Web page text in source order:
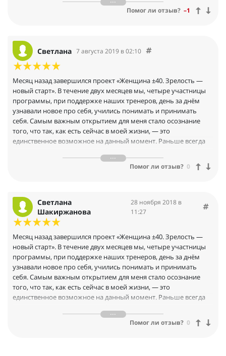
открыться больше и глубже. Замечательные завтраки по
субботам в красивых местах с обсуждением текущего
раскрывала все области знаний, которые так нужны
женщине.Постоянная поддержка и помощь со стороны Оли и
Юли очень помогали мне в моменты внутреннего
Удивительно, какой разной можно быть, только от
переключения внутреннего эмоционального состояния.
Результат — не только фотографии, эмоции, но и глубокий
анализ их, видение себя со стороны.Два месяца новых знаний,
новых открытий, новых мест и знакомств, работы над собой —
это было здорово!Отдельно хочу сказать об Оле и Юле. Они
разные, но настолько дополняют друг друга, что представляют
единое целое: с одной стороны мягкое, нежное, заботливое и в
тоже время твердое, решительное, движущееся в выбранном
Помог ли отзыв? –1
Светлана 7 августа 2019 в 02:10
Месяц назад завершился проект «Женщина ±40. Зрелость —
новый старт». В течение двух месяцев мы, четыре участницы
программы, при поддержке наших тренеров, день за днём
узнавали новое про себя, учились понимать и принимать
себя. Самым важным открытием для меня стало осознание
того, что так, как есть сейчас в моей жизни, — это
единственное возможное на данный момент. Раньше всегда
изучать языки, сидеть на диете и делать многое другое. И
тогда я бы точно была довольна собой и удовлетворена
Все время, даже в своих мыслях, я приукрашивала и свою
реальность и окружение. Процессы в команде очень
эффективны, так или иначе, вопросы каждой из нас
до радости, от боли до трепета.Теперь чувствую: я женщина, в
ощущениях тела, в одежде, в проявлениях, мне не обязательно
носить платье в рюшах и всякие каблуки, чтоб чувствовать
себя женщиной. Я женщина и в джинсах, и в платье, все идёт
изнутри, из глубокого ощущения, которое достигалось на
протяжении всей программы. Механизм запущен, есть четкое
ощущение нового сознания, открытия будут продолжаться, но
есть и абсолютная уверенность, что за время программы я
заглянула настолько глубоко в себя и узнала ещё больше о
Помог ли отзыв? 0
Светлана
Шакиржанова
28 ноября 2018 в
11:27
Месяц назад завершился проект «Женщина ±40. Зрелость —
новый старт». В течение двух месяцев мы, четыре участницы
программы, при поддержке наших тренеров, день за днём
узнавали новое про себя, учились понимать и принимать
себя. Самым важным открытием для меня стало осознание
того, что так, как есть сейчас в моей жизни, — это
единственное возможное на данный момент. Раньше всегда
изучать языки, сидеть на диете и делать многое другое. И
тогда я бы точно была довольна собой и удовлетворена
Помог ли отзыв? 0